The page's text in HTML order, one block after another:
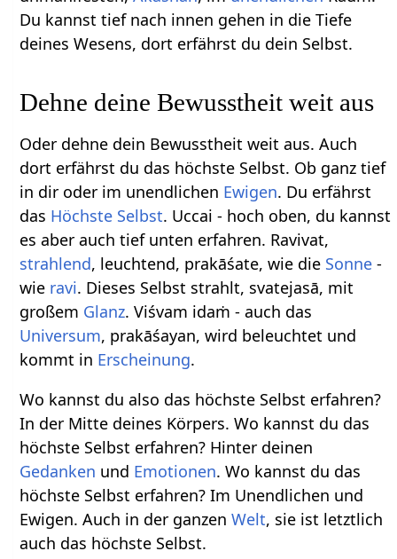
Du kannst tief nach innen gehen in die Tiefe
deines Wesens, dort erfährst du dein Selbst.
Dehne deine Bewusstheit weit aus
Oder dehne dein Bewusstheit weit aus. Auch
dort erfährst du das höchste Selbst. Ob ganz tief
in dir oder im unendlichen Ewigen. Du erfährst
das Höchste Selbst. Uccai - hoch oben, du kannst
es aber auch tief unten erfahren. Ravivat,
strahlend, leuchtend, prakāśate, wie die Sonne -
wie ravi. Dieses Selbst strahlt, svatejasā, mit
großem Glanz. Viśvam idaṁ - auch das
Universum, prakāśayan, wird beleuchtet und
kommt in Erscheinung.
Wo kannst du also das höchste Selbst erfahren?
In der Mitte deines Körpers. Wo kannst du das
höchste Selbst erfahren? Hinter deinen
Gedanken und Emotionen. Wo kannst du das
höchste Selbst erfahren? Im Unendlichen und
Ewigen. Auch in der ganzenWelt, sie ist letztlich
auch das höchste Selbst.